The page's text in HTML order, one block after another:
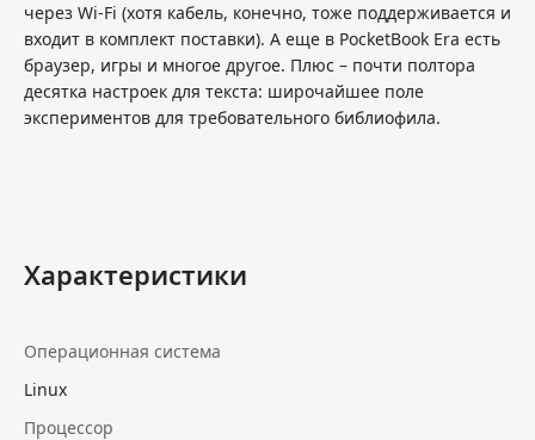
через Wi-Fi (хотя кабель, конечно, тоже поддерживается и
входит в комплект поставки). А еще в PocketBook Era есть
браузер, игры и многое другое. Плюс – почти полтора
десятка настроек для текста: широчайшее поле
экспериментов для требовательного библиофила.
Характеристики
Операционная система
Linux
Процессор